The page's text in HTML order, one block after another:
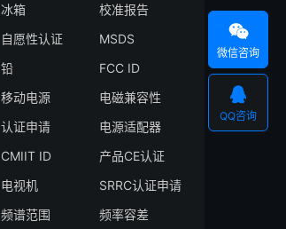
冰箱
校准报告
自愿性认证
MSDS
铅
FCC ID
移动电源
电磁兼容性
认证申请
电源适配器
CMIIT ID
产品CE认证
电视机
SRRC认证申请
频谱范围 频率容差

微信咨询

QQ咨询